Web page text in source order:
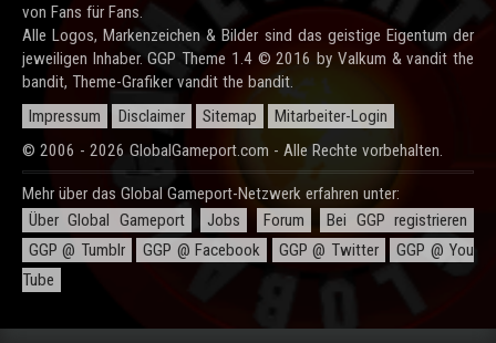
von Fans für Fans.
Alle Logos, Markenzeichen & Bilder sind das geistige Eigentum der
jeweiligen Inhaber. GGP Theme 1.4 © 2016 by Valkum & vandit the
bandit, Theme-Grafiker vandit the bandit.
Impressum
Disclaimer Sitemap
Mitarbeiter-Login
© 2006 - 2026 GlobalGameport.com - Alle Rechte vorbehalten.
Mehr über das Global Gameport-Netzwerk erfahren unter:
Über Global Gameport
Jobs Forum
Bei GGP registrieren
GGP @ Tumblr
GGP @ Facebook GGP @ Twitter
GGP @ You
Tube